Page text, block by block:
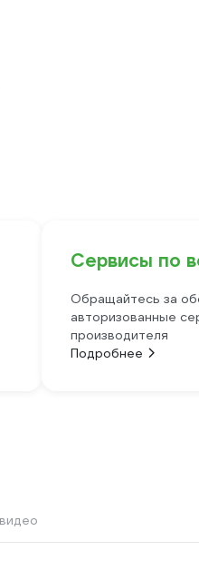
Сервисы по
Обращайтесь за
авторизованные
производителя
Подробнее